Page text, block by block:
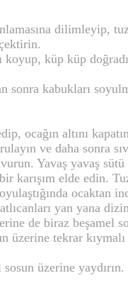
dilimleyip,
koyup, küp küp
sonra kabukları
ocağın altını
ve daha sonra
Yavaş yavaş
karışım elde edin.
ocaktan
yan yana
de biraz beşamel
üzerine tekrar
üzerine yaydırın.